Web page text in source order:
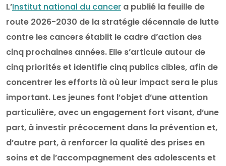
L’Institut national du cancer a publié la feuille de
route 2026-2030 de la stratégie décennale de lutte
contre les cancers établit le cadre d’action des
cinq prochaines années. Elle s’articule autour de
cinq priorités et identifie cinq publics cibles, afin de
concentrer les efforts là où leur impact sera le plus
important. Les jeunes font l’objet d’une attention
particulière, avec un engagement fort visant, d’une
part, à investir précocement dans la prévention et,
d’autre part, à renforcer la qualité des prises en
soins et de l’accompagnement des adolescents et